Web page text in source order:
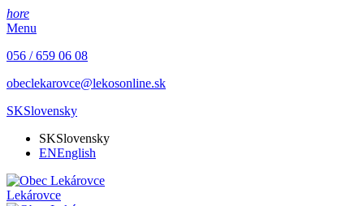
hore
Menu
056 / 659 06 08
obeclekarovce@lekosonline.sk
SKSlovensky
SKSlovensky
ENEnglish
Lekárovce